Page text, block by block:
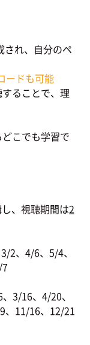
れ、自分のペ
ードも可能
ることで、理
こでも学習で
、視聴期間は2
、4/6、5/4、
3/16、4/20、
、11/16、12/21